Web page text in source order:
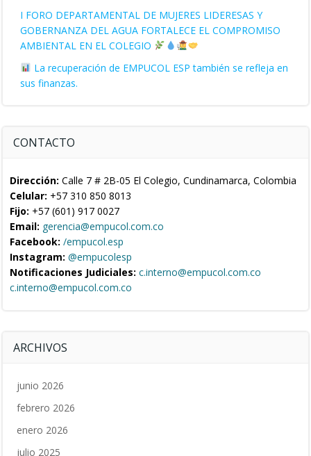
I FORO DEPARTAMENTAL DE MUJERES LIDERESAS Y
GOBERNANZA DEL AGUA FORTALECE EL COMPROMISO
AMBIENTAL EN EL COLEGIO
La recuperación de EMPUCOL ESP también se refleja en
sus finanzas.
CONTACTO
Dirección: Calle 7 # 2B-05 El Colegio, Cundinamarca, Colombia
Celular: +57 310 850 8013
Fijo: +57 (601) 917 0027
Email: gerencia@empucol.com.co
Facebook: /empucol.esp
Instagram: @empucolesp
Notificaciones Judiciales: c.interno@empucol.com.co
c.interno@empucol.com.co
ARCHIVOS
junio 2026
febrero 2026
enero 2026
julio 2025